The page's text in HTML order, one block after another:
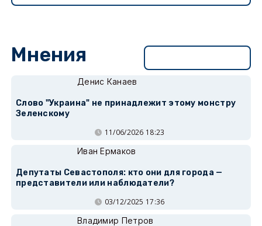
Мнения
Денис Канаев
Слово "Украина" не принадлежит этому монстру
Зеленскому
11/06/2026 18:23
Иван Ермаков
Депутаты Севастополя: кто они для города —
представители или наблюдатели?
03/12/2025 17:36
Владимир Петров